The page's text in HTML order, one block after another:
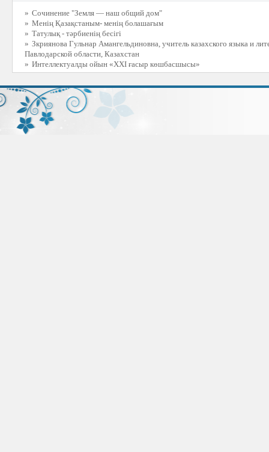
» Сочинение "Земля — наш общий дом"
» Менің Қазақстаным- менің болашағым
» Татулық - тәрбиенің бесігі
» Зкриянова Гульнар Амангельдиновна, учитель казахского языка и
Павлодарской области, Казахстан
» Интеллектуалды ойын «ХХІ ғасыр көшбасшысы»